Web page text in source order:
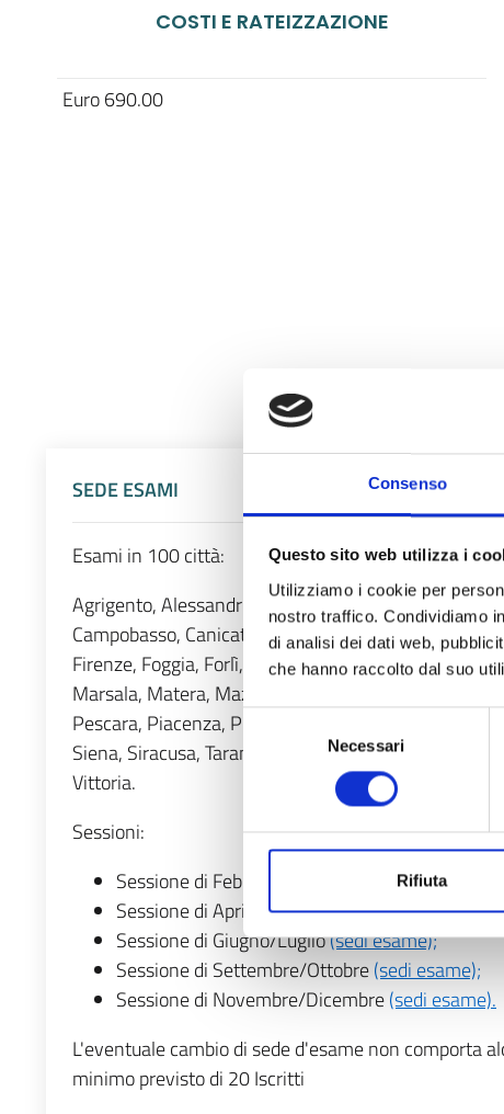
Consenso
Questo sito web utilizza i
Utilizziamo i cookie per
nostro traffico. Condividiamo
di analisi dei dati web,
che hanno raccolto dal suo
del
Necessari
Rifiuta
COSTI E RATEIZZAZIONE
Euro 690.00
SEDE ESAMI
Esami in 100 città:
Agrigento, Alessandria, Ancona, Andria, Aosta,
Campobasso, Canicattì, Capo d’Orlando/Milazzo
Firenze, Foggia, Forlì, Frosinone, Genova,
Marsala, Matera, Mazara del Vallo, Messina,
Pescara, Piacenza, Pisa, Pordenone, Potenza,
Siena, Siracusa, Taranto, Teramo, Termini Imerese,
Vittoria.
Sessioni:
Sessione di Febbraio/Marzo
(sedi esame);
Sessione di Aprile/Maggio(sedi esame);
Sessione di Giugno/Luglio(sedi esame);
Sessione di Settembre/Ottobre(sedi esame);
Sessione di Novembre/Dicembre(sedi esame).
L'eventuale cambio di sede d'esame non comporta
minimo previsto di 20 Iscritti